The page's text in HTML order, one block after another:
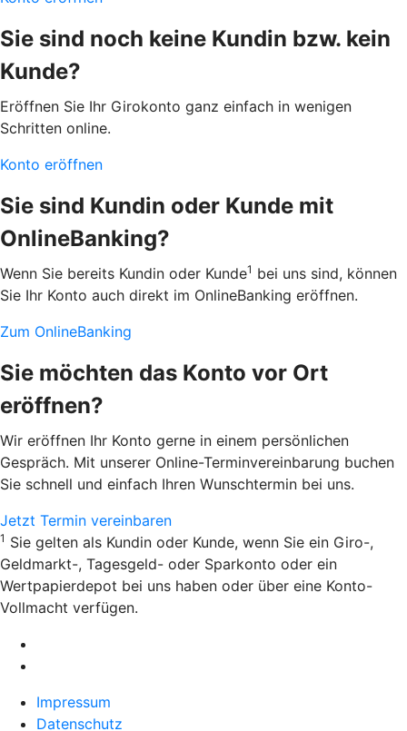
Sie sind noch keine Kundin bzw. kein
Kunde?
Eröffnen Sie Ihr Girokonto ganz einfach in wenigen
Schritten online.
Konto eröffnen
Sie sind Kundin oder Kunde mit
OnlineBanking?
Wenn Sie bereits Kundin oder Kunde1 bei uns sind, können
Sie Ihr Konto auch direkt im OnlineBanking eröffnen.
Zum OnlineBanking
Sie möchten das Konto vor Ort
eröffnen?
Wir eröffnen Ihr Konto gerne in einem persönlichen
Gespräch. Mit unserer Online-Terminvereinbarung buchen
Sie schnell und einfach Ihren Wunschtermin bei uns.
Jetzt Termin vereinbaren
1 Sie gelten als Kundin oder Kunde, wenn Sie ein Giro-,
Geldmarkt-, Tagesgeld- oder Sparkonto oder ein
Wertpapierdepot bei uns haben oder über eine Konto-
Vollmacht verfügen.
Impressum
Datenschutz